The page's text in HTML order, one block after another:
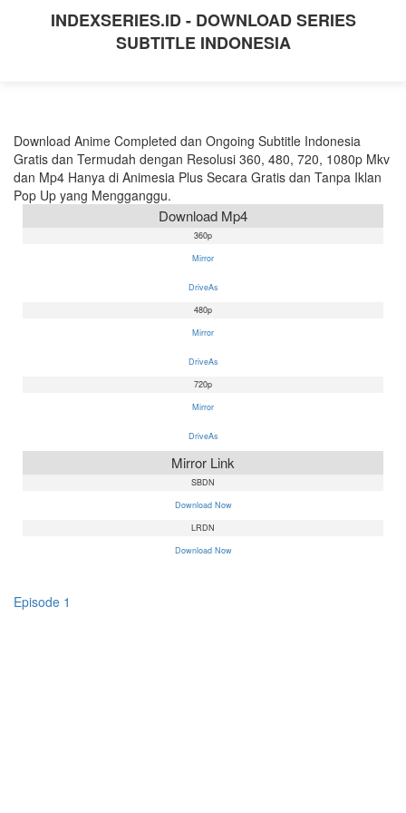
INDEXSERIES.ID - DOWNLOAD SERIES
SUBTITLE INDONESIA
Download Anime Completed dan Ongoing Subtitle Indonesia
Gratis dan Termudah dengan Resolusi 360, 480, 720, 1080p Mkv
dan Mp4 Hanya di Animesia Plus Secara Gratis dan Tanpa Iklan
Pop Up yang Mengganggu.
Download Mp4
360p
Mirror
DriveAs
480p
Mirror
DriveAs
720p
Mirror
DriveAs
Mirror Link
SBDN
Download Now
LRDN
Download Now
Episode 1